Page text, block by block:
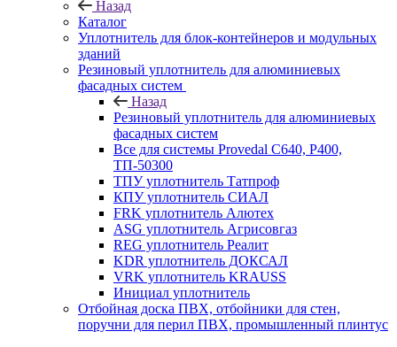
Назад
Каталог
Уплотнитель для блок-контейнеров и модульных
зданий
Резиновый уплотнитель для алюминиевых
фасадных систем
Назад
Резиновый уплотнитель для алюминиевых
фасадных систем
Все для системы Provedal С640, Р400,
ТП-50300
ТПУ уплотнитель Татпроф
КПУ уплотнитель СИАЛ
FRK уплотнитель Алютех
ASG уплотнитель Агрисовгаз
REG уплотнитель Реалит
KDR уплотнитель ДОКСАЛ
VRK уплотнитель KRAUSS
Инициал уплотнитель
Отбойная доска ПВХ, отбойники для стен,
поручни для перил ПВХ, промышленный плинтус